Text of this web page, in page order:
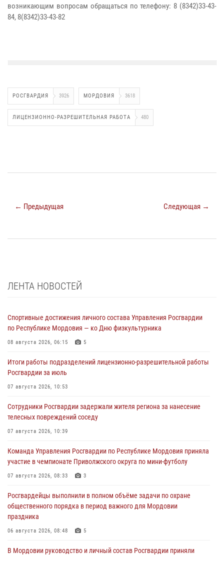
возникающим вопросам обращаться по телефону: 8 (8342)33-43-
84, 8(8342)33-43-82
РОСГВАРДИЯ 3926 МОРДОВИЯ 3618
ЛИЦЕНЗИОННО-РАЗРЕШИТЕЛЬНАЯ РАБОТА 480
← Предыдущая Следующая →
ЛЕНТА НОВОСТЕЙ
Спортивные достижения личного состава Управления Росгвардии
по Республике Мордовия — ко Дню физкультурника
08 августа 2026, 06:15 5
Итоги работы подразделений лицензионно-разрешительной работы
Росгвардии за июль
07 августа 2026, 10:53
Сотрудники Росгвардии задержали жителя региона за нанесение
телесных повреждений соседу
07 августа 2026, 10:39
Команда Управления Росгвардии по Республике Мордовия приняла
участие в чемпионате Приволжского округа по мини-футболу
07 августа 2026, 08:33 3
Росгвардейцы выполнили в полном объёме задачи по охране
общественного порядка в период важного для Мордовии
праздника
06 августа 2026, 08:48 5
В Мордовии руководство и личный состав Росгвардии приняли